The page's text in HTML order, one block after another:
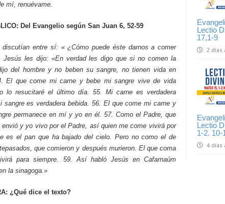
Lectio
17,1-9
2 días
Lectio
1-2. 10-
4 días
mí, renuévame.
Del Evangelio según San Juan 6, 52-59
discutían entre sí: « ¿Cómo puede éste darnos a comer
Jesús les dijo: «En verdad les digo que si no comen la
del hombre y no beben su sangre, no tienen vida en
El que come mi carne y bebe mi sangre vive de vida
lo resucitaré el último día. 55. Mi carne es verdadera
sangre es verdadera bebida. 56. El que come mi carne y
permanece en mí y yo en él. 57. Como el Padre, que
y yo vivo por el Padre, así quien me come vivirá por
es el pan que ha bajado del cielo. Pero no como el de
que comieron y después murieron. El que coma
para siempre. 59. Así habló Jesús en Cafarnaúm
la sinagoga.»
¿Qué dice el texto?